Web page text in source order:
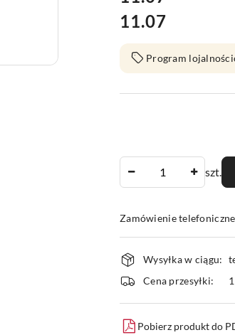
Cena:
11.07
Program
szt.
Zamówienie
Dostępność
i
dostawa
Wysyłka w ciągu:
Cena przesyłki:
Pobierz produkt do